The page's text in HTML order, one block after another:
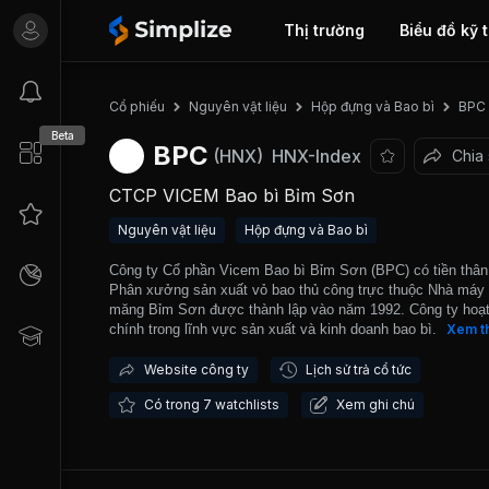
Thị trường Biểu đồ kỹ
Beta
Cổ phiếu Nguyên vật liệu Hộp đựng và Bao bì BPC
BPC (HNX) HNX-Index Chia
CTCP VICEM Bao bì Bỉm Sơn
Nguyên vật liệu Hộp đựng và Bao bì
Công ty Cổ phần Vicem Bao bì Bỉm Sơn (BPC) có tiền
Phân xưởng sản xuất vỏ bao thủ công trực thuộc Nhà máy
măng Bỉm Sơn được thành lập vào năm 1992. Công ty
chính trong lĩnh vực sản xuất và kinh doanh bao bì. BPC
có dây chuyền sản xuất bao bì với công suất 60 triệu vỏ
đơn vị khách hàng như: Công ty cổ phần xi măng Bỉm Sơn,
xi măng Quảng Bình. BPC cung cấp khoảng 70-80% lượng
Xem
Website công ty Lịch sử trả cổ tức
Có trong 7 watchlists Xem ghi chú